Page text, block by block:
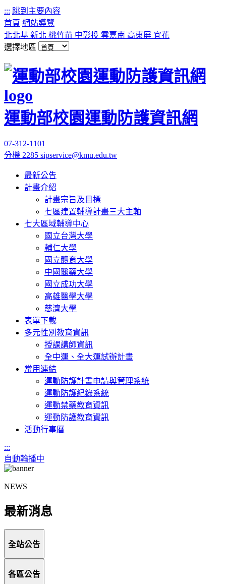
::: 跳到主要內容
首頁 網站導覽
北北基 新北 桃竹苗 中彰投 雲嘉南 高東屏 宜花
選擇地區
運動部校園運動防護資訊網
07-312-1101
分機 2285 sipservice@kmu.edu.tw
最新公告
計畫介紹
計畫宗旨及目標
七區建置輔導計畫三大主軸
七大區域輔導中心
國立台灣大學
輔仁大學
國立體育大學
中國醫藥大學
國立成功大學
高雄醫學大學
慈濟大學
表單下載
多元性別教育資訊
授課講師資訊
全中運、全大運試辦計畫
常用連結
運動防護計畫申請與管理系統
運動防護紀錄系統
運動禁藥教育資訊
運動防護教育資訊
活動行事曆
:::
自動輪播中
NEWS
最新消息
全站公告
各區公告